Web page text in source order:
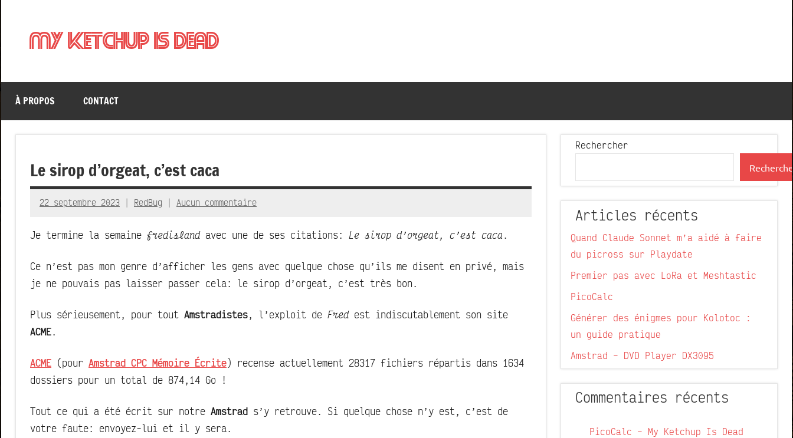
contenuMy Ketchup Is Dead
À PROPOS CONTACT
Le sirop d’orgeat, c’est caca
22 septembre 2023 RedBug Aucun commentaire
Je termine la semaine fredislandavec une de ses citations: Le sirop d’orgeat, c’est caca.
Ce n’est pas mon genre d’afficher les gens avec quelque chose qu’ils me disent en privé, mais
je ne pouvais pas laisser passer cela: le sirop d’orgeat, c’est très bon.
Plus sérieusement, pour tout Amstradistes, l’exploit de Fredest indiscutablement son site
ACME.
ACME (pour Amstrad CPC Mémoire Écrite) recense actuellement 28317 fichiers répartis dans 1634
dossiers pour un total de 874,14 Go !
Tout ce qui a été écrit sur notre Amstrad s’y retrouve. Si quelque chose n’y est, c’est de
votre faute: envoyez-lui et il y sera.
Rechercher
Articles récents
Quand Claude Sonnet m’a aidé à faire
du picross sur Playdate
Premier pas avec LoRa et Meshtastic
PicoCalc
Générer des énigmes pour Kolotoc :
un guide pratique
Amstrad – DVD Player DX3095
Commentaires récents
PicoCalc – My Ketchup Is Dead